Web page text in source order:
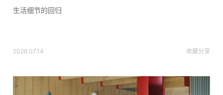
生活细节的回归
2026.07.14 收藏分享